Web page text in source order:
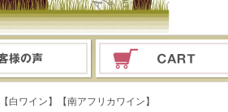
ワイン】【南アフリカワイン】